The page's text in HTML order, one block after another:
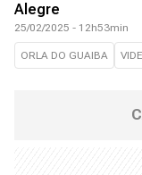
Alegre
25/02/2025 - 12h53min
ORLA DO GUAIBA